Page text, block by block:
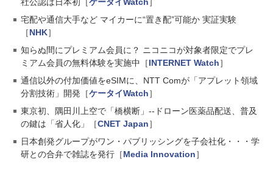
社公認は日本初［ケータイWatch］
宅配や通信大手など マイカーに“置き配”可能か 実証実験
［NHK］
知らぬ間にプレミアム会員に？ ニコニコが対象者限定でプレ
ミアム会員の無料体験を実施中［INTERNET Watch］
通信以外の付加価値をeSIMに、NTT Comが「アプレット領域
分割技術」開発［ケータイWatch］
東京初、隅田川上空で「橋横断」--ドローン医薬品配送、普及
の鍵は「省人化」［CNET Japan］
日本創発グループがワン・パブリッシングを子会社化・・・学
研との合弁で雑誌を発行［Media Innovation］